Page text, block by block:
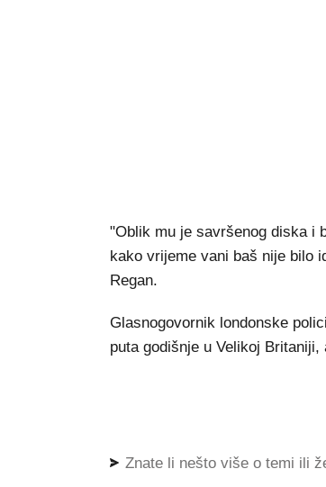
"Oblik mu je savršenog diska i
kako vrijeme vani baš nije bilo
Regan.
Glasnogovornik londonske
puta godišnje u Velikoj
Znate li nešto više o temi ili